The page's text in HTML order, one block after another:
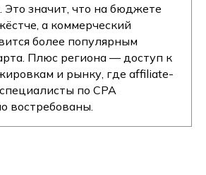
Это значит, что на бюджете
а коммерческий
более популярным
Плюс региона — доступ к
и рынку, где affiliate-
по CPA
востребованы.